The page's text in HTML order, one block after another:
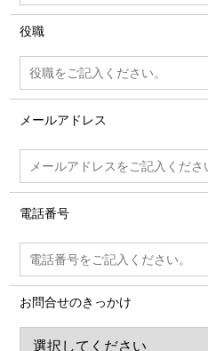
役職
メールアドレス
電話番号
お問合せのきっかけ